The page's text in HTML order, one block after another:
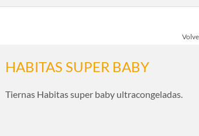
HABITAS SUPER BABY
Tiernas Habitas super baby ultracongeladas.